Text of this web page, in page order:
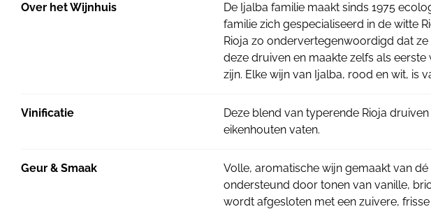
Over het Wijnhuis
De Ijalba familie maakt sinds 1975
familie zich gespecialiseerd in de witte
Rioja zo ondervertegenwoordigd dat
deze druiven en maakte zelfs als
zijn. Elke wijn van Ijalba, rood en wit, is
Vinificatie
Deze blend van typerende Rioja
eikenhouten vaten.
Geur & Smaak
Volle, aromatische wijn gemaakt van
ondersteund door tonen van vanille,
wordt afgesloten met een zuivere,